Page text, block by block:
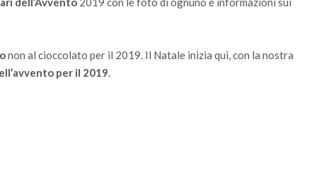
non al cioccolato per il 2019. Il Natale inizia qui, con la nostra
per il 2019.